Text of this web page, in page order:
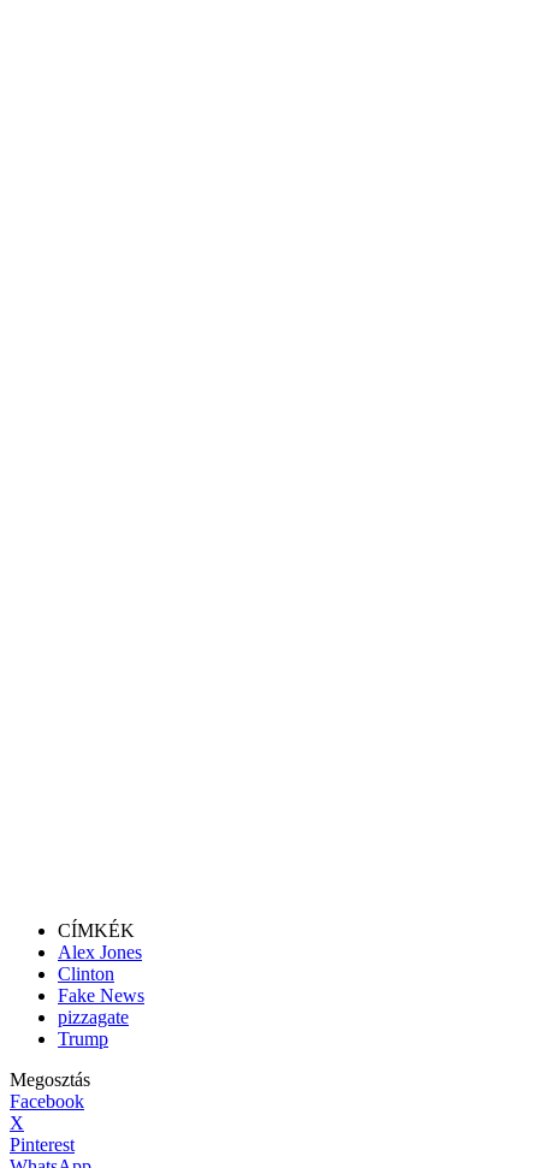
CÍMKÉK
Alex Jones
Clinton
Fake News
pizzagate
Trump
Megosztás
Facebook
X
Pinterest